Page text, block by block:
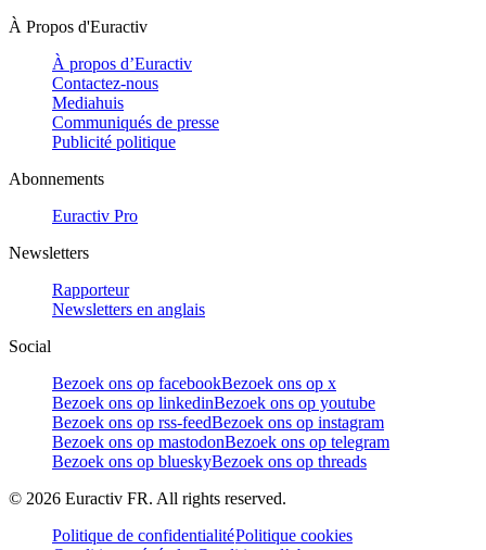
À Propos d'Euractiv
À propos d’Euractiv
Contactez-nous
Mediahuis
Communiqués de presse
Publicité politique
Abonnements
Euractiv Pro
Newsletters
Rapporteur
Newsletters en anglais
Social
Bezoek ons op facebookBezoek ons op x
Bezoek ons op linkedinBezoek ons op youtube
Bezoek ons op rss-feedBezoek ons op instagram
Bezoek ons op mastodonBezoek ons op telegram
Bezoek ons op blueskyBezoek ons op threads
© 2026 Euractiv FR. All rights reserved.
Politique de confidentialitéPolitique cookies